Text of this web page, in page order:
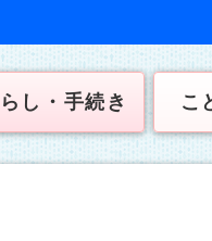
し・手続き こ